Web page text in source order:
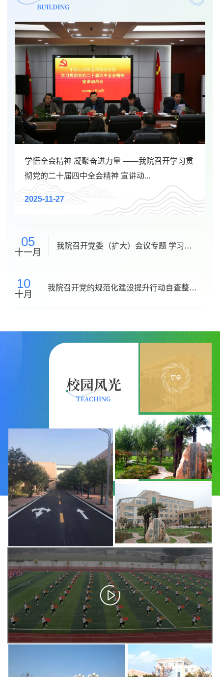
BUILDING
学悟全会精神 凝聚奋进力量 ——我院召开学习贯
彻党的二十届四中全会精神 宣讲动...
2025-11-27
05
十一月
我院召开党委（扩大）会议专题 学习党
10
十月
我院召开党的规范化建设提升行动自查整改
校园风光
TEACHING
更多